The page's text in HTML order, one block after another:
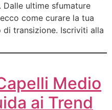
ultime sfumature
come curare la tua
transizione. Iscriviti alla
Medio
ai Trend